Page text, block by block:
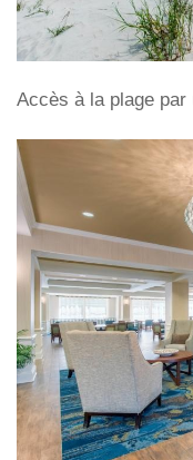
Accès à la plage par